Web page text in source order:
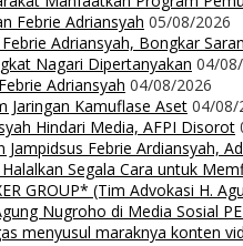
Febrie Adriansyah 05/08/2026
Adriansyah, Bongkar
Nagari Dipertanyakan 04/
Adriansyah 04/08/2026
Jaringan Kamuflase Aset 04/08/
Hindari Media, AFPI Disorot
Febrie Ardiansyah,
Segala Cara untuk
GROUP* (Tim Advokasi
Nugroho di Media Sosial
menyusul maraknya konten